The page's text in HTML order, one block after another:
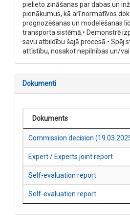
pielieto zināšanas par dabas un
pienākumus, kā arī normatīvos
prognozēšanas un modelēšanas
transporta sistēmā.• Demonstrē
savu atbildību šajā procesā.•
attīstību, nosakot nepilnības un/
Dokumenti
Dokuments
Commission decision
Expert / Experts joint report
Self-evaluation report
Self-evaluation report